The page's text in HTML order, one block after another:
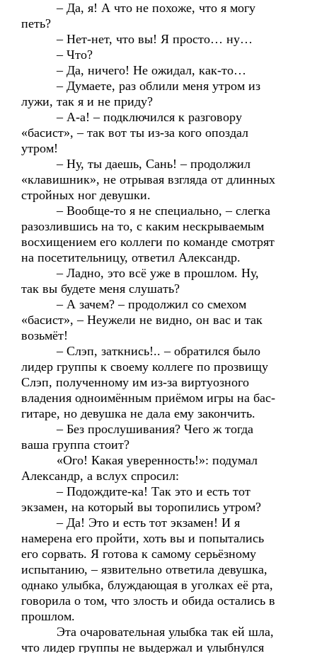
– Да, я! А что не похоже, что я могу
петь?
– Нет-нет, что вы! Я просто… ну…
– Что?
– Да, ничего! Не ожидал, как-то…
– Думаете, раз облили меня утром из
лужи, так я и не приду?
– А-а! – подключился к разговору
«басист», – так вот ты из-за кого опоздал
утром!
– Ну, ты даешь, Сань! – продолжил
«клавишник», не отрывая взгляда от длинных
стройных ног девушки.
– Вообще-то я не специально, – слегка
разозлившись на то, с каким нескрываемым
восхищением его коллеги по команде смотрят
на посетительницу, ответил Александр.
– Ладно, это всё уже в прошлом. Ну,
так вы будете меня слушать?
– А зачем? – продолжил со смехом
«басист», – Неужели не видно, он вас и так
возьмёт!
– Слэп, заткнись!.. – обратился было
лидер группы к своему коллеге по прозвищу
Слэп, полученному им из-за виртуозного
владения одноимённым приёмом игры на бас-
гитаре, но девушка не дала ему закончить.
– Без прослушивания? Чего ж тогда
ваша группа стоит?
«Ого! Какая уверенность!»: подумал
Александр, а вслух спросил:
– Подождите-ка! Так это и есть тот
экзамен, на который вы торопились утром?
– Да! Это и есть тот экзамен! И я
намерена его пройти, хоть вы и попытались
его сорвать. Я готова к самому серьёзному
испытанию, – язвительно ответила девушка,
однако улыбка, блуждающая в уголках её рта,
говорила о том, что злость и обида остались в
прошлом.
Эта очаровательная улыбка так ей шла,
что лидер группы не выдержал и улыбнулся